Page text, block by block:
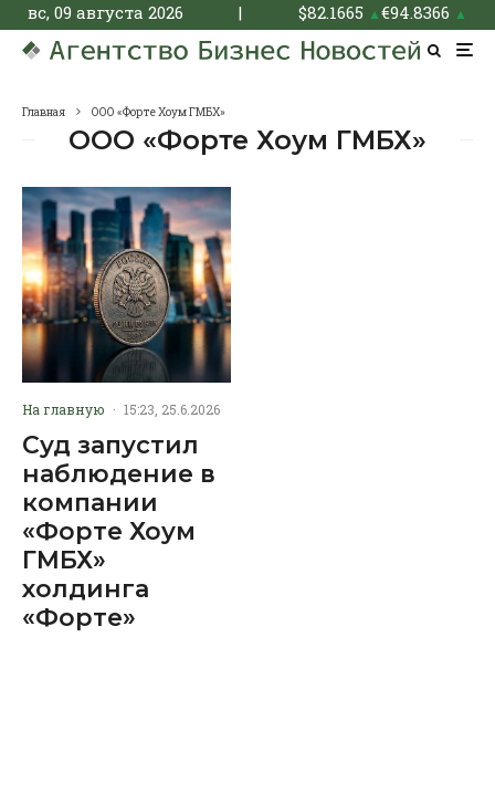
вс, 09 августа 2026 | $82.1665 ▲€94.8366 ▲
Главная ООО «Форте Хоум ГМБХ»
ООО «Форте Хоум ГМБХ»
На главную · 15:23, 25.6.2026
Суд запустил
наблюдение в
компании
«Форте Хоум
ГМБХ»
холдинга
«Форте»